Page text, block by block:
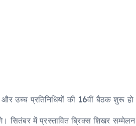
और उच्च प्रतिनिधियों की 16वीं बैठक शुरू हो
सितंबर में प्रस्तावित ब्रिक्स शिखर सम्मेलन